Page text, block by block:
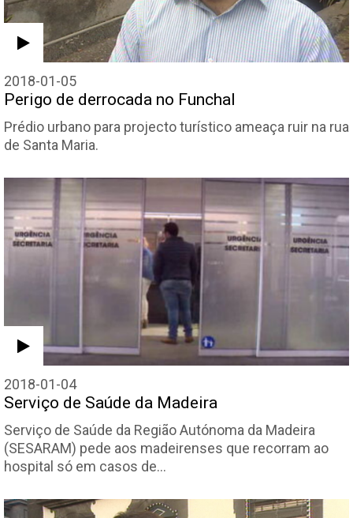
2018-01-05
Perigo de derrocada no Funchal
Prédio urbano para projecto turístico ameaça ruir na rua
de Santa Maria.
2018-01-04
Serviço de Saúde da Madeira
Serviço de Saúde da Região Autónoma da Madeira
(SESARAM) pede aos madeirenses que recorram ao
hospital só em casos de…